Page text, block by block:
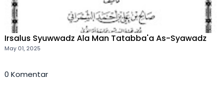
Irsalus Syuwwadz Ala Man Tatabba'a As-Syawadz
May 01, 2025
0 Komentar